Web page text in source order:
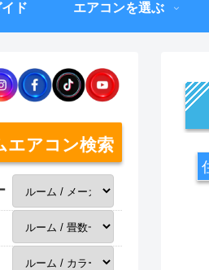
ド エアコンを選ぶ
エアコン検索